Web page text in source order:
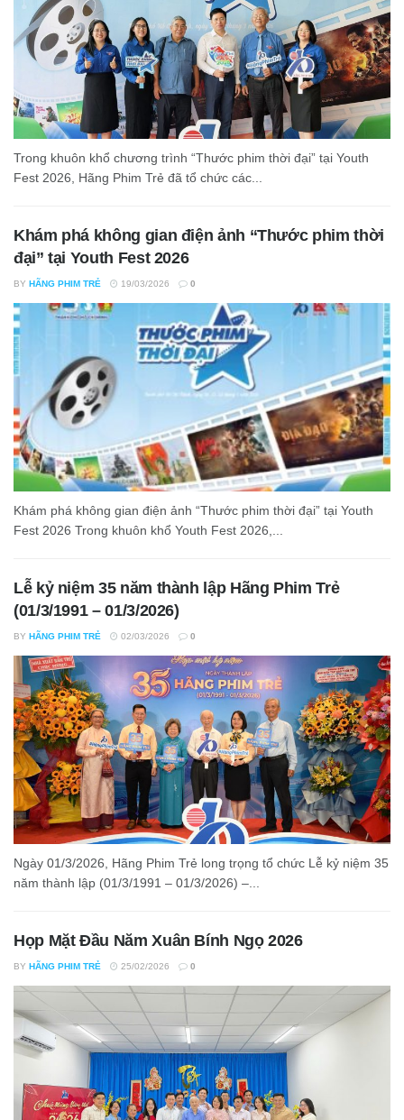
Trong khuôn khổ chương trình “Thước phim thời đại” tại Youth
Fest 2026, Hãng Phim Trẻ đã tổ chức các...
Khám phá không gian điện ảnh “Thước phim thời
đại” tại Youth Fest 2026
BY HÃNG PHIM TRẺ 19/03/2026 0
Khám phá không gian điện ảnh “Thước phim thời đại” tại Youth
Fest 2026 Trong khuôn khổ Youth Fest 2026,...
Lễ kỷ niệm 35 năm thành lập Hãng Phim Trẻ
(01/3/1991 – 01/3/2026)
BY HÃNG PHIM TRẺ 02/03/2026 0
Ngày 01/3/2026, Hãng Phim Trẻ long trọng tổ chức Lễ kỷ niệm 35
năm thành lập (01/3/1991 – 01/3/2026) –...
Họp Mặt Đầu Năm Xuân Bính Ngọ 2026
BY HÃNG PHIM TRẺ 25/02/2026 0